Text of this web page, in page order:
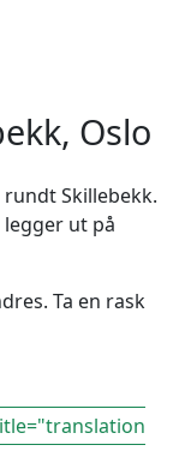
Oslo
Skillebekk.
ut på
Ta en rask